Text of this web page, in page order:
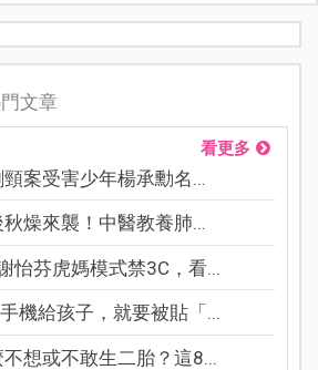
文章
看更多
案受害少年楊承勳名...
燥來襲！中醫教養肺...
怡芬虎媽模式禁3C，看...
機給孩子，就要被貼「...
想或不敢生二胎？這8...